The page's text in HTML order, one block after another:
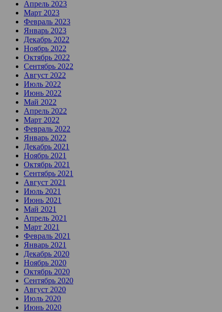
Апрель 2023
Март 2023
Февраль 2023
Январь 2023
Декабрь 2022
Ноябрь 2022
Октябрь 2022
Сентябрь 2022
Август 2022
Июль 2022
Июнь 2022
Май 2022
Апрель 2022
Март 2022
Февраль 2022
Январь 2022
Декабрь 2021
Ноябрь 2021
Октябрь 2021
Сентябрь 2021
Август 2021
Июль 2021
Июнь 2021
Май 2021
Апрель 2021
Март 2021
Февраль 2021
Январь 2021
Декабрь 2020
Ноябрь 2020
Октябрь 2020
Сентябрь 2020
Август 2020
Июль 2020
Июнь 2020